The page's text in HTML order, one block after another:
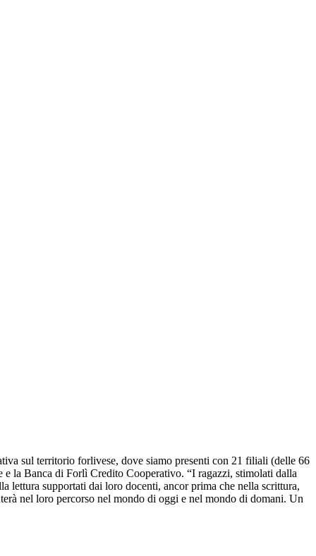
sul territorio forlivese, dove siamo presenti con 21 filiali (delle 66
la Banca di Forlì Credito Cooperativo. “I ragazzi, stimolati dalla
lettura supportati dai loro docenti, ancor prima che nella scrittura,
nel loro percorso nel mondo di oggi e nel mondo di domani. Un